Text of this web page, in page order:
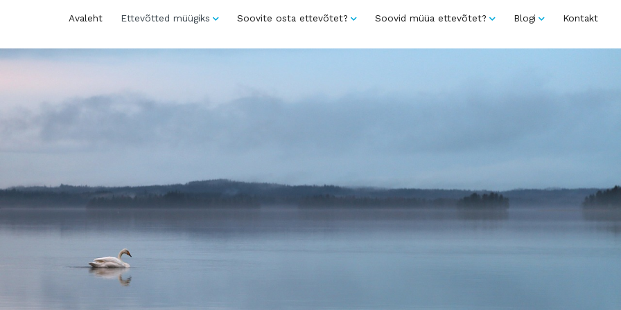
Avaleht Ettevõtted müügiks Soovite osta ettevõtet? Soovid müüa ettevõtet? Blogi Kontakt